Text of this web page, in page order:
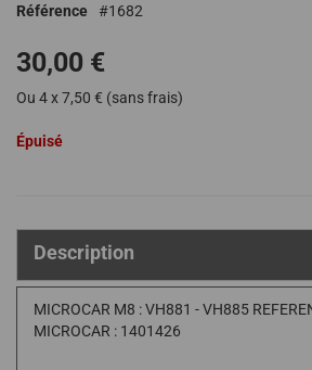
de
Galerie
Référence 1682
30,00 €
Ou 4 x 7,50 € (sans frais)
Épuisé
Description
MICROCAR M8 : VH881 - VH885
MICROCAR : 1401426